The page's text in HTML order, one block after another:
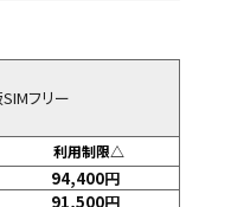
フリー
利用制限△
94,400円
91,500円